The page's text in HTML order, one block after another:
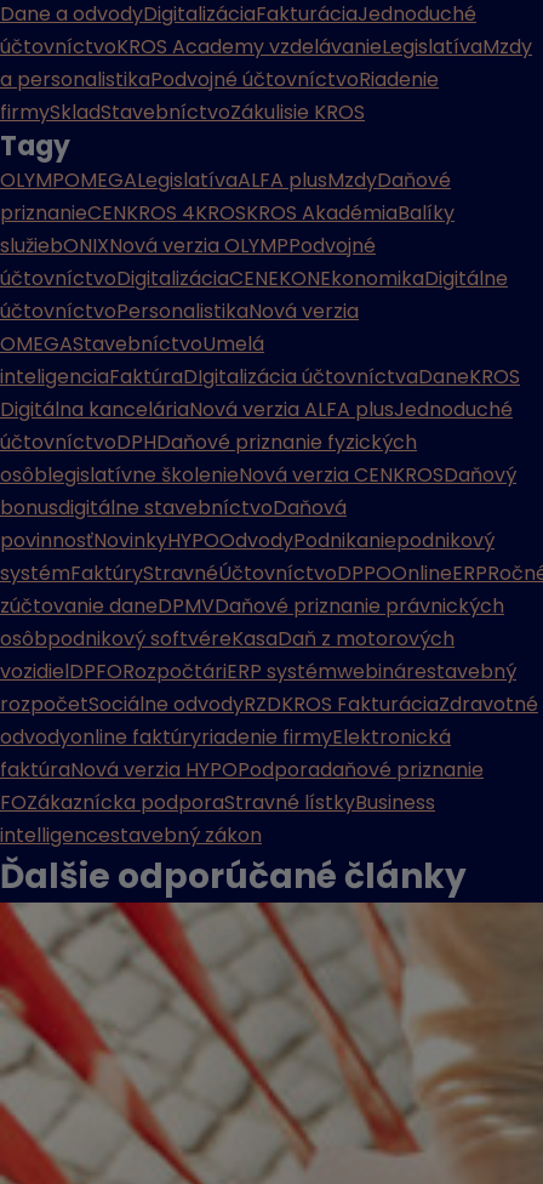
Dane a odvodyDigitalizáciaFakturáciaJednoduché
účtovníctvoKROS Academy vzdelávanieLegislatívaMzdy
a personalistikaPodvojné účtovníctvoRiadenie
firmySkladStavebníctvoZákulisie KROS
Tagy
OLYMPOMEGALegislatívaALFA plusMzdyDaňové
priznanieCENKROS 4KROSKROS AkadémiaBalíky
služiebONIXNová verzia OLYMPPodvojné
účtovníctvoDigitalizáciaCENEKONEkonomikaDigitálne
účtovníctvoPersonalistikaNová verzia
OMEGAStavebníctvoUmelá
inteligenciaFaktúraDIgitalizácia účtovníctvaDaneKROS
Digitálna kanceláriaNová verzia ALFA plusJednoduché
účtovníctvoDPHDaňové priznanie fyzických
osôblegislatívne školenieNová verzia CENKROSDaňový
bonusdigitálne stavebníctvoDaňová
povinnosťNovinkyHYPOOdvodyPodnikaniepodnikový
systémFaktúryStravnéÚčtovníctvoDPPOOnlineERP
zúčtovanie daneDPMVDaňové priznanie právnických
osôbpodnikový softvéreKasaDaň z motorových
vozidielDPFORozpočtáriERP systémwebinárestavebný
rozpočetSociálne odvodyRZDKROS FakturáciaZdravotné
odvodyonline faktúryriadenie firmyElektronická
faktúraNová verzia HYPOPodporadaňové priznanie
FOZákaznícka podporaStravné lístkyBusiness
intelligencestavebný zákon
Ďalšie odporúčané články